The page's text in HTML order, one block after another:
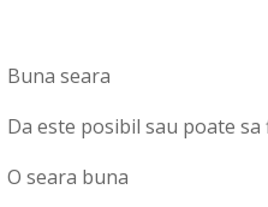
Buna seara
Da este posibil sau poate
O seara buna